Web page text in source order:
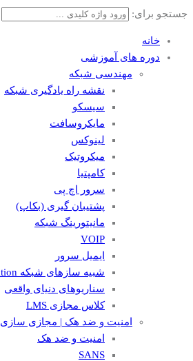
جستجو برای:
خانه
دوره های آموزشی
مهندسی شبکه
نقشه راه یادگیری شبکه
سیسکو
مایکروسافت
لینوکس
میکروتیک
کامپتیا
سرور اچ پی
پشتیبان گیری (بکاپ)
مانيتورينگ شبکه
VOIP
ایمیل سرور
شبیه سازهای شبکه Simulation
سناریوهای دنیای واقعی
کلاس مجازی LMS
امنیت و ضد هک | مجازی سازی
امنیت و ضد هک
SANS